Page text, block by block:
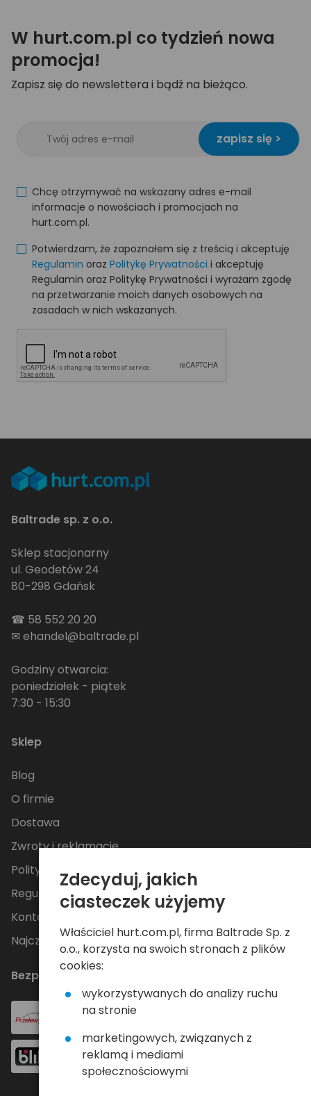
W hurt.com.pl co tydzień nowa
promocja!
Zapisz się do newslettera i bądź na bieżąco.
zapisz się >
Chcę otrzymywać na wskazany adres e-mail
informacje o nowościach i promocjach na
hurt.com.pl.
Potwierdzam, że zapoznałem się z treścią i akceptuję
Regulamin oraz Politykę Prywatności i akceptuję
Regulamin oraz Politykę Prywatności i wyrażam zgodę
na przetwarzanie moich danych osobowych na
zasadach w nich wskazanych.
Baltrade sp. z o.o.
Sklep stacjonarny
ul. Geodetów 24
80-298 Gdańsk
☎ 58 552 20 20
✉ehandel@baltrade.pl
Godziny otwarcia:
poniedziałek - piątek
7:30 - 15:30
Sklep
Blog
O firmie
Dostawa
Zwroty i reklamacje
Polityka Prywatności
Regulamin
Kontakt
Najczęściej zadawane pytania
Bezpieczne płatności
Zdecyduj, jakich
ciasteczek użyjemy
Właściciel hurt.com.pl, firma Baltrade Sp. z
o.o., korzysta na swoich stronach z plików
cookies:
wykorzystywanych do analizy ruchu
na stronie
marketingowych, związanych z
reklamą i mediami
społecznościowymi